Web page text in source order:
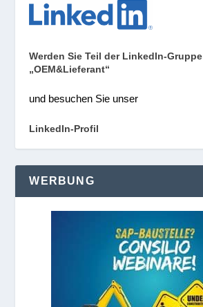
Werden Sie Teil der LinkedIn-Gruppe
„OEM&Lieferant“
und besuchen Sie unser
LinkedIn-Profil
WERBUNG